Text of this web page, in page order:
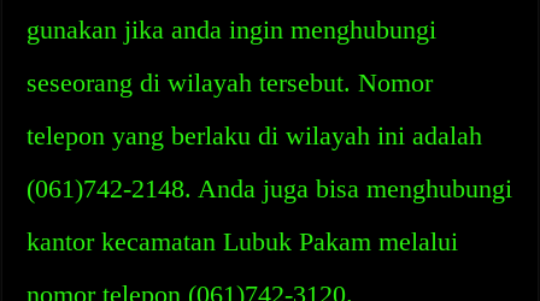
gunakan jika anda ingin menghubungi
seseorang di wilayah tersebut. Nomor
telepon yang berlaku di wilayah ini adalah
(061)742-2148. Anda juga bisa menghubungi
kantor kecamatan Lubuk Pakam melalui
nomor telepon (061)742-3120.